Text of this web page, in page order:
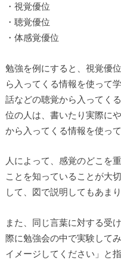
・視覚優位
・聴覚優位
・体感覚優位
勉強を例にすると、視覚優
ら入ってくる情報を使って
話などの聴覚から入ってく
位の人は、書いたり実際に
から入ってくる情報を使って
人によって、感覚のどこを
ことを知っていることが大
して、図で説明してもあま
また、同じ言葉に対する受
際に勉強会の中で実験して
イメージしてください」と